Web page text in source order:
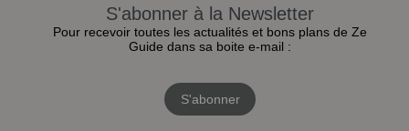
S'abonner à la Newsletter
Pour recevoir toutes les actualités et bons plans de Ze
Guide dans sa boite e-mail :
S'abonner